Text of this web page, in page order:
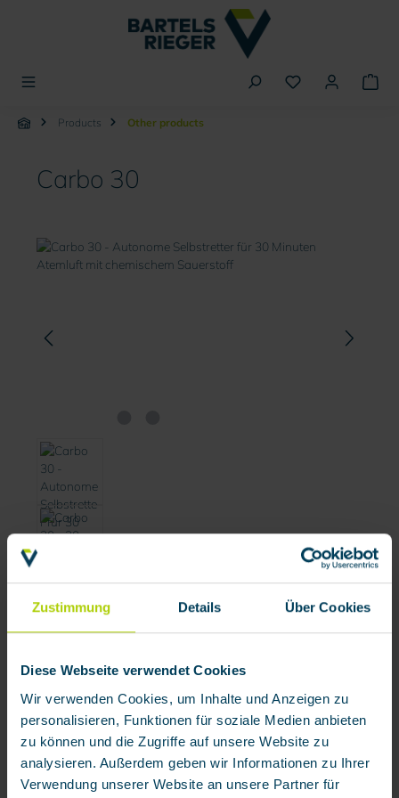
Zustimmung Details Über Cookies
Diese Webseite verwendet Cookies
Wir verwenden Cookies, um Inhalte und Anzeigen zu
personalisieren, Funktionen für soziale Medien anbieten
zu können und die Zugriffe auf unsere Website zu
analysieren. Außerdem geben wir Informationen zu Ihrer
Verwendung unserer Website an unsere Partner für
Products Other products
Carbo 30
Skip image gallery
Company